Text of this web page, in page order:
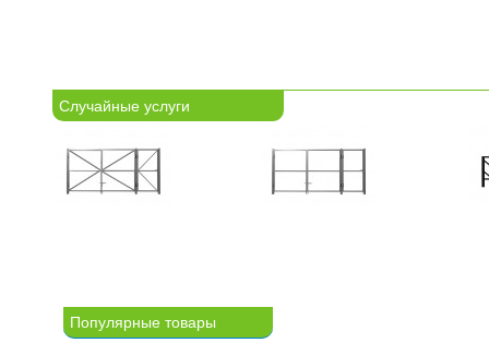
Случайные услуги
Популярные товары